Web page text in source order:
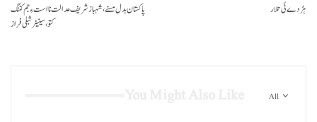
پاکستان بدل مسنے، شہباز شریف عدالت نا است ءِ جم کننگ
ہڑدے ئی تلار
All